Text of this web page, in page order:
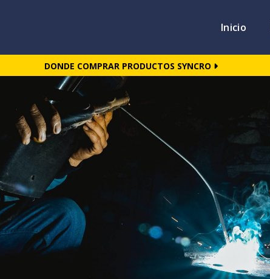
Inicio
DONDE COMPRAR PRODUCTOS SYNCRO